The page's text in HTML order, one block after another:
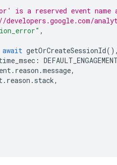
is a reserved event name
,
await getOrCreateSessionId
:
. reason .message,
. reason . stack,